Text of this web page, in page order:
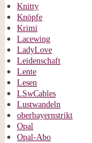
Knitty
Knöpfe
Krimi
Lacewing
LadyLove
Leidenschaft
Lente
Lesen
LSwCables
Lustwandeln
oberbayernstrikt
Opal
Opal-Abo